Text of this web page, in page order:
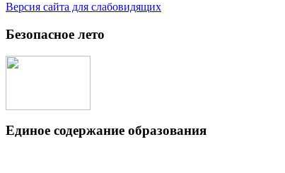
Версия сайта для слабовидящих
Безопасное лето
Единое содержание образования